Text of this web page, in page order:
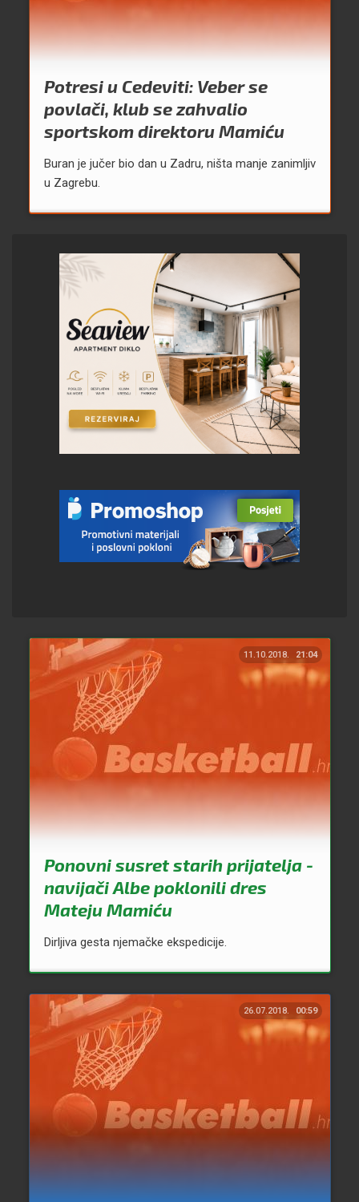
Potresi u Cedeviti: Veber se
povlači, klub se zahvalio
sportskom direktoru Mamiću
Buran je jučer bio dan u Zadru, ništa manje zanimljiv
u Zagrebu.
11.10.2018. 21:04
Ponovni susret starih prijatelja -
navijači Albe poklonili dres
Mateju Mamiću
Dirljiva gesta njemačke ekspedicije.
26.07.2018. 00:59